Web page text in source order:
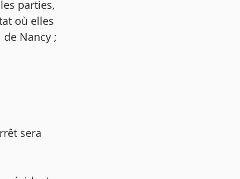
parties,
où elles
Nancy ;
sera